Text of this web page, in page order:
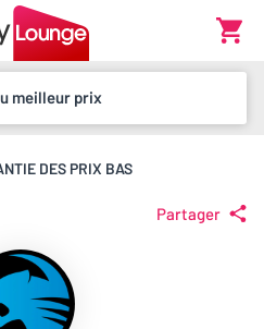
meilleur prix
DES PRIX BAS
Partager